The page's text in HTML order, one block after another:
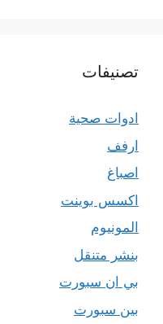
تصنيفات
ادوات صحية
ارفف
اصباغ
اكسس بوينت
المونيوم
بنشر متنقل
بي ان سبورت
بين سبورت